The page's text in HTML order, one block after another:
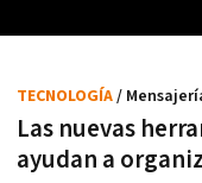
Las nuevas
ayudan a
TECNOLOGÍA/